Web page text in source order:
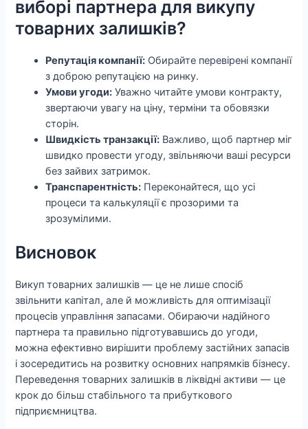
виборі партнера для викупу
товарних залишків?
Репутація компанії: Обирайте перевірені компанії
з доброю репутацією на ринку.
Умови угоди: Уважно читайте умови контракту,
звертаючи увагу на ціну, терміни та обовязки
сторін.
Швидкість транзакції: Важливо, щоб партнер міг
швидко провести угоду, звільняючи ваші ресурси
без зайвих затримок.
Транспарентність: Переконайтеся, що усі
процеси та калькуляції є прозорими та
зрозумілими.
Висновок
Викуп товарних залишків — це не лише спосіб
звільнити капітал, але й можливість для оптимізації
процесів управління запасами. Обираючи надійного
партнера та правильно підготувавшись до угоди,
можна ефективно вирішити проблему застійних запасів
і зосередитись на розвитку основних напрямків бізнесу.
Переведення товарних залишків в ліквідні активи — це
крок до більш стабільного та прибуткового
підприємництва.